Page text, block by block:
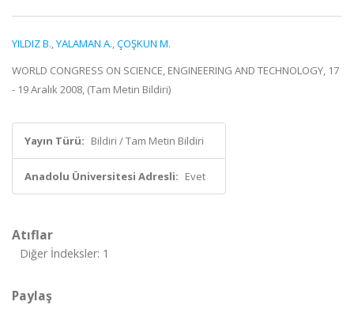
YILDIZ B.,YALAMAN A.,ÇOŞKUN M.
WORLD CONGRESS ON SCIENCE, ENGINEERING AND TECHNOLOGY, 17
- 19 Aralık 2008, (Tam Metin Bildiri)
Yayın Türü: Bildiri / Tam Metin Bildiri
Anadolu Üniversitesi Adresli: Evet
Atıflar
Diğer İndeksler: 1
Paylaş